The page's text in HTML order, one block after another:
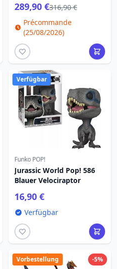
289,90 €316,90 €
Précommande
(25/08/2026)
Verfügbar
Funko POP!
Jurassic World Pop! 586
Blauer Velociraptor
16,90 €
Verfügbar
-5%
Vorbestellung